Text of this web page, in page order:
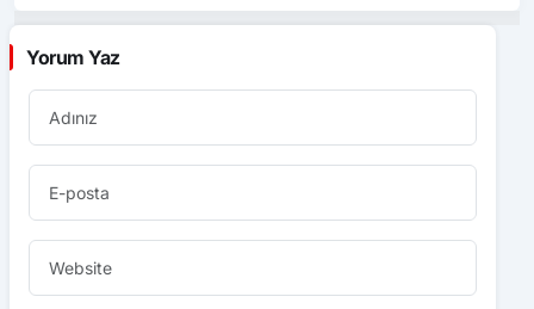
Yorum Yaz